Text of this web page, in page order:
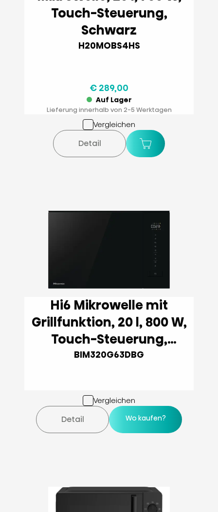
Touch-Steuerung,
Schwarz
H20MOBS4HS
€ 289,00
Auf Lager
Lieferung innerhalb von 2-5 Werktagen
Vergleichen
Detail
Hi6 Mikrowelle mit
Grillfunktion, 20 l, 800 W,
Touch-Steuerung,
Schwarz
BIM320G63DBG
Vergleichen
Detail Wo kaufen?